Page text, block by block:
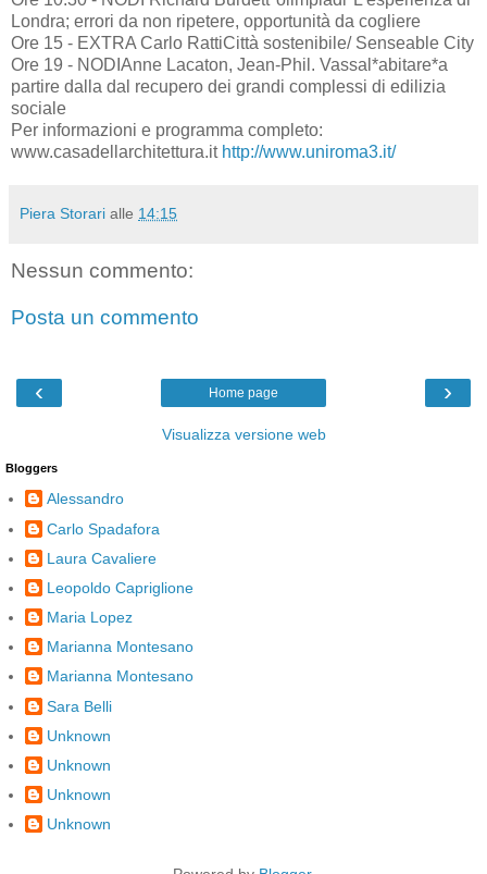
Londra; errori da non ripetere, opportunità da cogliere
Ore 15 - EXTRA Carlo RattiCittà sostenibile/ Senseable City
Ore 19 - NODIAnne Lacaton, Jean-Phil. Vassal*abitare*a
partire dalla dal recupero dei grandi complessi di edilizia
sociale
Per informazioni e programma completo:
www.casadellarchitettura.it http://www.uniroma3.it/
Piera Storari alle 14:15
Nessun commento:
Posta un commento
‹ ›
Home page
Visualizza versione web
Bloggers
Alessandro
Carlo Spadafora
Laura Cavaliere
Leopoldo Capriglione
Maria Lopez
Marianna Montesano
Marianna Montesano
Sara Belli
Unknown
Unknown
Unknown
Unknown